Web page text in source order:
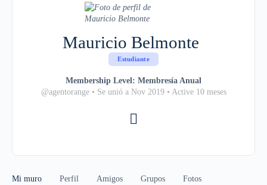
Mauricio Belmonte
Estudiante
Membership Level: Membresía Anual
@agentorange • Se unió a Nov 2019 • Active 10 meses
Mi muro Perfil Amigos Grupos Fotos